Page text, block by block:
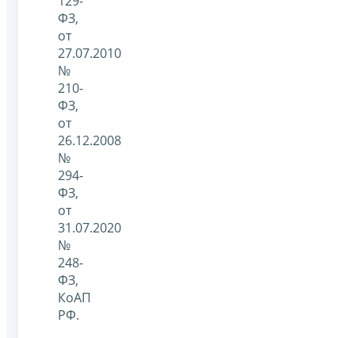
ФЗ,
от
27.07.2010
№
210-
ФЗ,
от
26.12.2008
№
294-
ФЗ,
от
31.07.2020
№
248-
ФЗ,
КоАП
РФ.